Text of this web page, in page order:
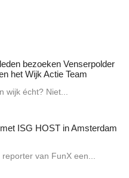
bezoeken Venserpolder
het Wijk Actie Team
wijk écht? Niet...
ISG HOST in Amsterdam
van FunX een...